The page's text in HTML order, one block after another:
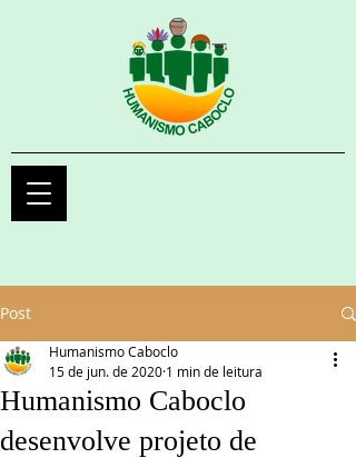
Post
Humanismo Caboclo
desenvolve projeto de
Humanismo Caboclo
15 de jun. de 2020 1 min de leitura